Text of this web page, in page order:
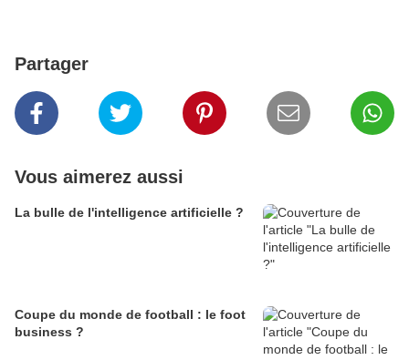
Partager
Vous aimerez aussi
La bulle de l'intelligence artificielle ?
Coupe du monde de football : le foot
business ?